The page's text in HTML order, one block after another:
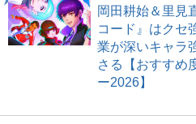
岡田耕始＆里見
コード』はクセ
業が深いキャラ
さる【おすすめ
ー2026】